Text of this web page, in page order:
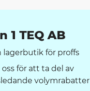
1 TEQ AB
lagerbutik för proffs
för att ta del av
volymrabatter